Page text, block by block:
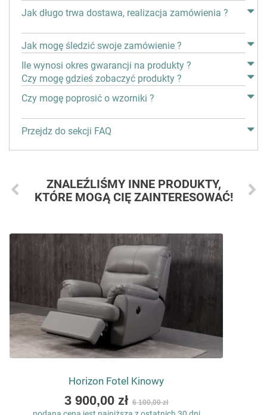
Jak długo trwa dostawa, realizacja zamówienia ?
Jak mogę śledzić swoje zamówienie ?
Ile wynosi okres gwarancji na produkty ?
Czy mogę gdzieś zobaczyć produkty ?
Czy mogę poprosić o wzorniki ?
Przejdz do sekcji FAQ
ZNALEŹLIŚMY INNE PRODUKTY,
KTÓRE MOGĄ CIĘ ZAINTERESOWAĆ!
Horizon Fotel Kinowy
As
low
3 900,00 zł 6 100,00 zł